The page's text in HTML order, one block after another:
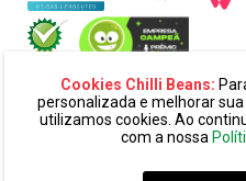
Cookies Chilli Beans:
personalizada e melhorar
utilizamos cookies. Ao
com a nossa
ltda. cnpj: